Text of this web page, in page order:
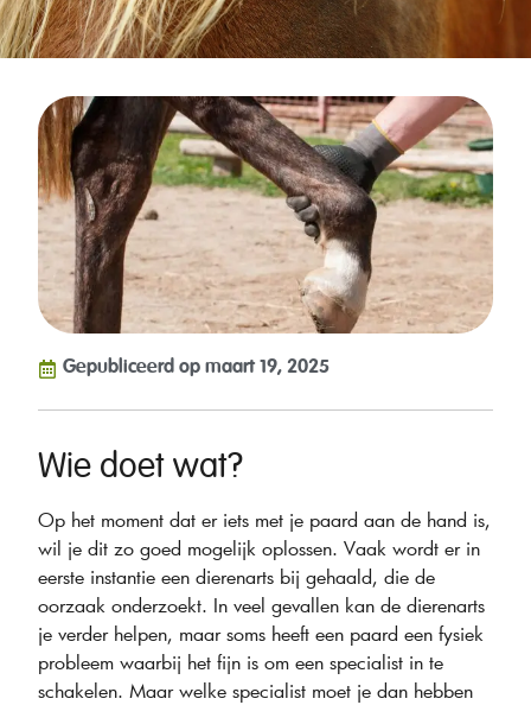
Gepubliceerd op maart 19, 2025
Wie doet wat?
Op het moment dat er iets met je paard aan de hand is,
wil je dit zo goed mogelijk oplossen. Vaak wordt er in
eerste instantie een dierenarts bij gehaald, die de
oorzaak onderzoekt. In veel gevallen kan de dierenarts
je verder helpen, maar soms heeft een paard een fysiek
probleem waarbij het fijn is om een specialist in te
schakelen. Maar welke specialist moet je dan hebben